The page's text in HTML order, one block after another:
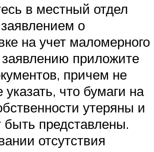
в местный отдел
о
на учет маломерного
заявлению приложите
причем не
указать, что бумаги на
утеряны и
быть представлены.
отсутствия